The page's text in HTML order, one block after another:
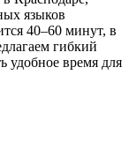
языков
40–60 минут, в
гибкий
удобное время для